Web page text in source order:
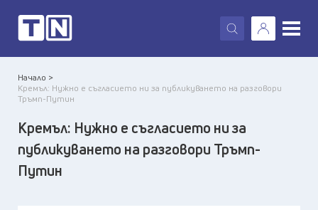
X
Начало >
Кремъл: Нужно е съгласието ни за публикуването на разговори
Тръмп-Путин
Кремъл: Нужно е съгласието ни за
публикуването на разговори Тръмп-
Путин